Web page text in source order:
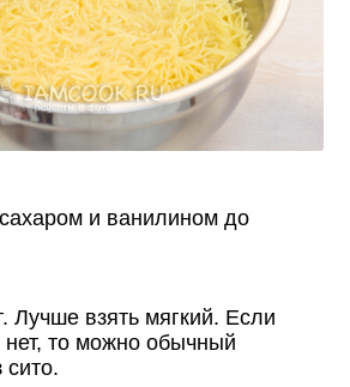
и ванилином до
Лучше взять мягкий. Если
нет, то можно обычный
сито.